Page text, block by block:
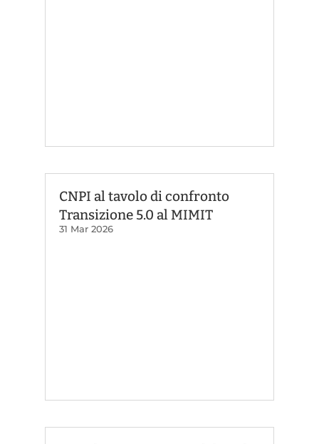
CNPI al tavolo di confronto
Transizione 5.0 al MIMIT
31 Mar 2026